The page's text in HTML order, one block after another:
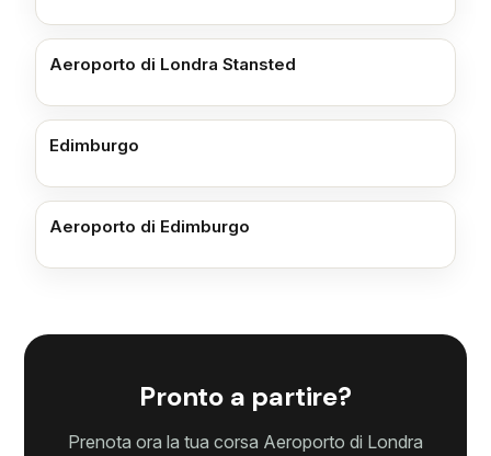
Aeroporto di Londra Stansted
Edimburgo
Aeroporto di Edimburgo
Pronto a partire?
Prenota ora la tua corsa Aeroporto di Londra